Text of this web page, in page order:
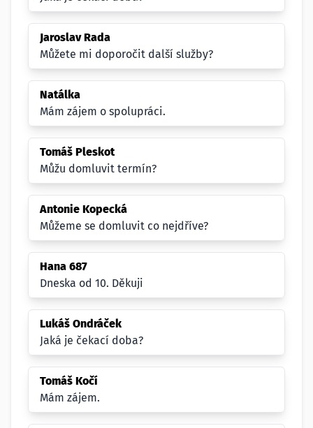
Jaroslav Rada
Můžete mi doporočit další služby?
Natálka
Mám zájem o spolupráci.
Tomáš Pleskot
Můžu domluvit termín?
Antonie Kopecká
Můžeme se domluvit co nejdříve?
Hana 687
Dneska od 10. Děkuji
Lukáš Ondráček
Jaká je čekací doba?
Tomáš Kočí
Mám zájem.